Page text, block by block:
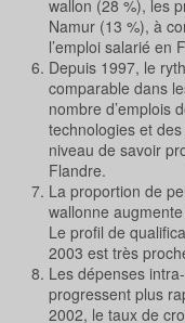
wallon (28 %), les
Namur (13 %), à
l’emploi salarié en
Depuis 1997, le
comparable dans
nombre d’emplois
technologies et
niveau de savoir
Flandre.
La proportion de
wallonne
Le profil de
2003 est très
Les dépenses
progressent plus
2002, le taux de